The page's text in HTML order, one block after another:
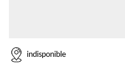
indisponible